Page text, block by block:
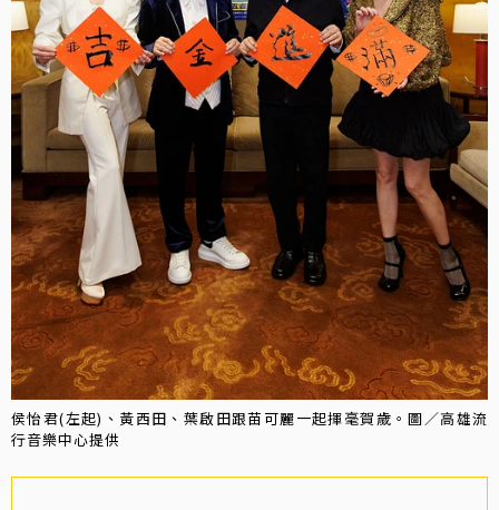
侯怡君(左起)、黃西田、葉啟田跟苗可麗一起揮毫賀歲。圖／高雄流
行音樂中心提供